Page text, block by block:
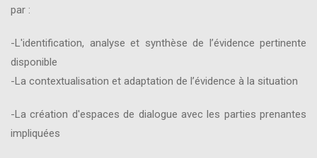
par :
-L'identification, analyse et synthèse de l’évidence pertinente
disponible
-La contextualisation et adaptation de l’évidence à la situation
-La création d'espaces de dialogue avec les parties prenantes
impliquées